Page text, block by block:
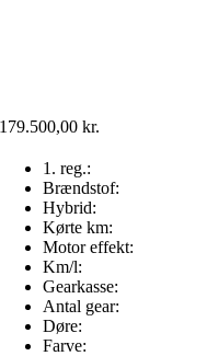
179.500,00kr.
1. reg.:
Brændstof:
Hybrid:
Kørte km:
Motor effekt:
Km/l:
Gearkasse:
Antal gear:
Døre:
Farve: